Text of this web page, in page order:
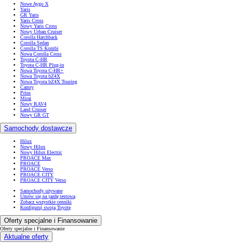
Nowe Aygo X
Yaris
GR Yaris
Yaris Cross
Nowy Yaris Cross
Nowy Urban Cruiser
Corolla Hatchback
Corolla Sedan
Corolla TS Kombi
Nowa Corolla Cross
Toyota C-HR
Toyota C-HR Plug-in
Nowa Toyota C-HR+
Nowa Toyota bZ4X
Nowa Toyota bZ4X Touring
Camry
Prius
Mirai
Nowy RAV4
Land Cruiser
Nowy GR GT
Samochody dostawcze
Hilux
Nowy Hilux
Nowy Hilux Electric
PROACE Max
PROACE
PROACE Verso
PROACE CITY
PROACE CITY Verso
Samochody używane
Umów się na jazdę testową
Zobacz wszystkie cenniki
Konfiguruj swoją Toyotę
Oferty specjalne i Finansowanie
Oferty specjalne i Finansowanie
Aktualne oferty